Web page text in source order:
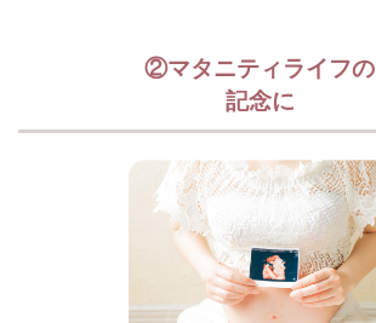
②マタニティライフの
記念に